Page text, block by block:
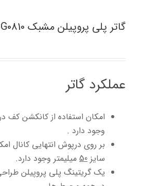
گاتر پلی پروپیلن مشبک MCG0810
عملکرد گاتر
امکان استفاده از کانکشن کف
وجود دارد .
بر روی درپوش انتهایی کانال
سایز 50 میلیمتر وجود دارد.
یک گریتینگ پلی پروپیلن